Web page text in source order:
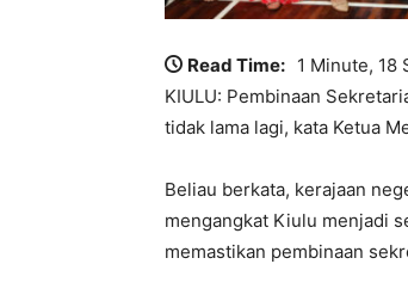
Read Time: 1 Minute, 18
KIULU: Pembinaan
tidak lama lagi, kata Ketua
Beliau berkata, kerajaan
mengangkat Kiulu menjadi
memastikan pembinaan